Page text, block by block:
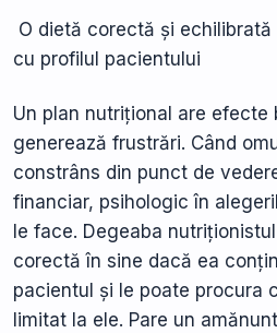
O dietă corectă și
cu profilul pacientului
Un plan nutrițional are efecte
generează frustrări. Când
constrâns din punct de
financiar, psihologic în
le face. Degeaba
corectă în sine dacă ea
pacientul și le poate procura
limitat la ele. Pare un